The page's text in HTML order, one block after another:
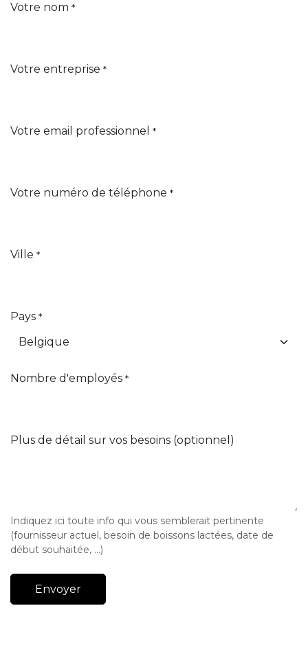
Votre nom *
Votre entreprise *
Votre email professionnel *
Votre numéro de téléphone *
Ville *
Pays *
Nombre d'employés *
Plus de détail sur vos besoins (optionnel)
Indiquez ici toute info qui vous semblerait pertinente
(fournisseur actuel, besoin de boissons lactées, date de
début souhaitée, ...)
Envoyer